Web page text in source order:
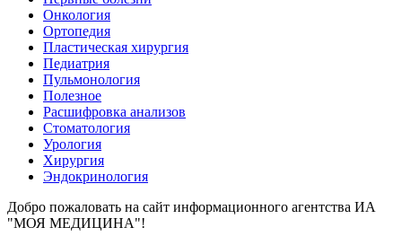
Онкология
Ортопедия
Пластическая хирургия
Педиатрия
Пульмонология
Полезное
Расшифровка анализов
Стоматология
Урология
Хирургия
Эндокринология
Добро пожаловать на сайт информационного агентства ИА
"МОЯ МЕДИЦИНА"!